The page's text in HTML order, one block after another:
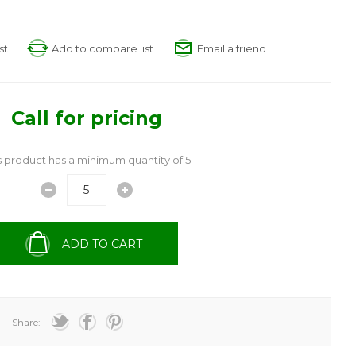
Add to compare list Email a friend
Call for pricing
product has a minimum quantity of 5
ADD TO CART
Share: